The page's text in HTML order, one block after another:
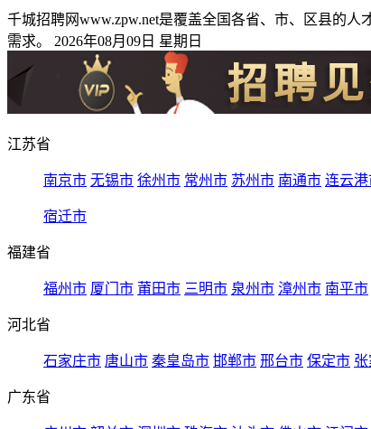
千城招聘网www.zpw.net是覆盖全国各省、市、区县的
需求。 2026年08月09日 星期日
江苏省
南京市 无锡市 徐州市 常州市 苏州市 南通市 连云港
宿迁市
福建省
福州市 厦门市 莆田市 三明市 泉州市 漳州市 南平市
河北省
石家庄市 唐山市 秦皇岛市 邯郸市 邢台市 保定市
广东省